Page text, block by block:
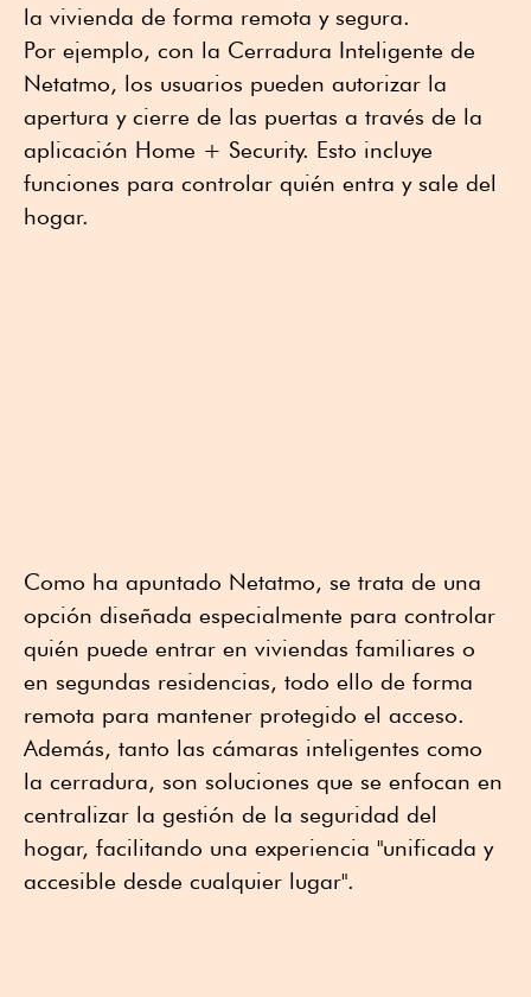
la vivienda de forma remota y segura.
Por ejemplo, con la Cerradura Inteligente de
Netatmo, los usuarios pueden autorizar la
apertura y cierre de las puertas a través de la
aplicación Home + Security. Esto incluye
funciones para controlar quién entra y sale del
hogar.
Como ha apuntado Netatmo, se trata de una
opción diseñada especialmente para controlar
quién puede entrar en viviendas familiares o
en segundas residencias, todo ello de forma
remota para mantener protegido el acceso.
Además, tanto las cámaras inteligentes como
la cerradura, son soluciones que se enfocan en
centralizar la gestión de la seguridad del
hogar, facilitando una experiencia "unificada y
accesible desde cualquier lugar".